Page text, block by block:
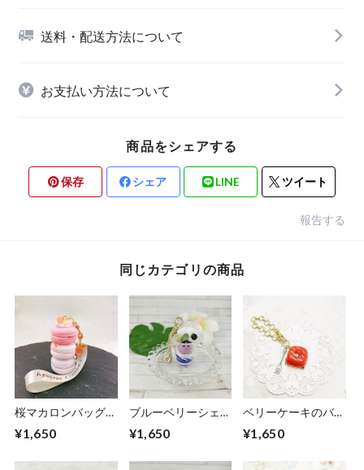
送料・配送方法について
お支払い方法について
商品をシェアする
保存 シェア LINE ツイート
報告する
同じカテゴリの商品
桜マカロンバッグチ
¥1,650
ブルーベリーシェイ
¥1,650
ベリーケーキのバッ
¥1,650